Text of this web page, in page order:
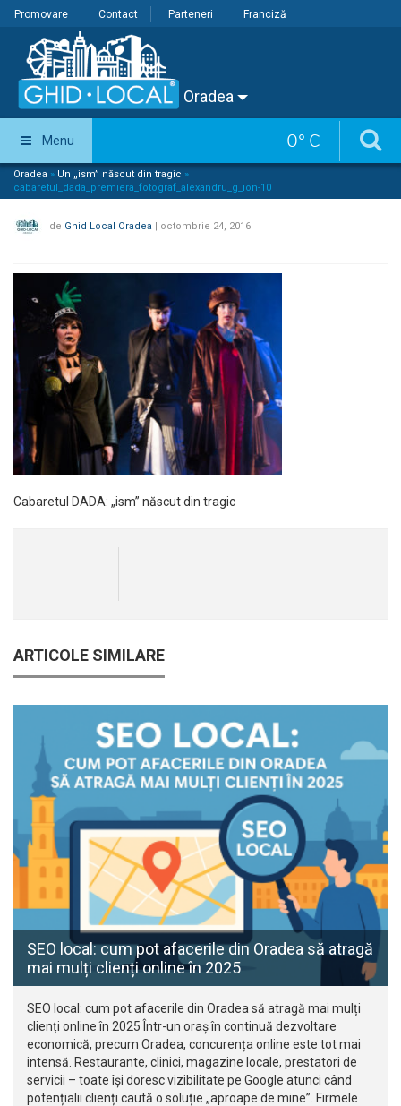
Promovare Contact Parteneri Franciză
Oradea
0° C
Menu
Oradea » Un „ism” născut din tragic »
cabaretul_dada_premiera_fotograf_alexandru_g_ion-10
de Ghid Local Oradea | octombrie 24, 2016
Cabaretul DADA: „ism” născut din tragic
ARTICOLE SIMILARE
SEO local: cum pot afacerile din Oradea să atragă
mai mulți clienți online în 2025
SEO local: cum pot afacerile din Oradea să atragă mai mulți
clienți online în 2025 Într-un oraș în continuă dezvoltare
economică, precum Oradea, concurența online este tot mai
intensă. Restaurante, clinici, magazine locale, prestatori de
servicii – toate își doresc vizibilitate pe Google atunci când
potențialii clienți caută o soluție „aproape de mine”. Firmele